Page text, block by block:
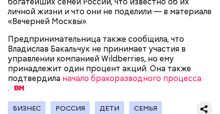
личной жизни и что они не поделили — в материале
«Вечерней Москвы».
Предпринимательница также сообщила, что
Владислав Бакальчук не принимает участия в
управлении компанией Wildberries, но ему
принадлежит один процент акций. Она также
подтвердила начало бракоразводного процесса
.
БИЗНЕС РОССИЯ ДЕТИ СЕМЬЯ
— Наиболее распространенные борщ, щи, котлеты,
салаты, лаваш с творогом и сыром, пироги, омлет,
запеканка. Щавеля там везде используется
немного, поэтому никакого вреда от него не будет.
Чем разнообразнее рацион питания человека, тем